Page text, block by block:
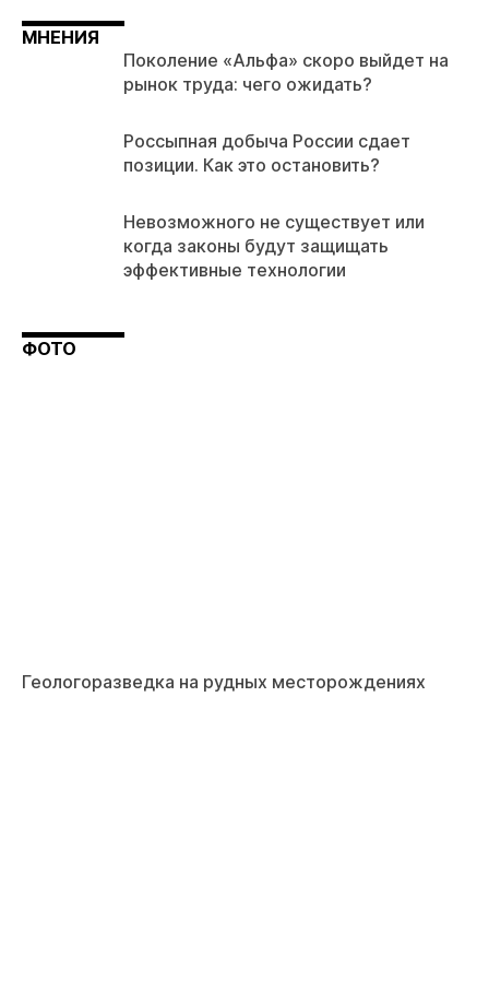
МНЕНИЯ
Поколение «Альфа» скоро выйдет на
рынок труда: чего ожидать?
Россыпная добыча России сдает
позиции. Как это остановить?
Невозможного не существует или
когда законы будут защищать
эффективные технологии
ФОТО
Геологоразведка на рудных месторождениях